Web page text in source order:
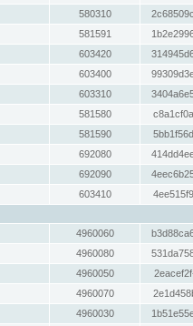
580310
581591
603420
603400
603310
581580
581590
692080
692090
603410
4960060
4960080
4960050
4960070
4960030